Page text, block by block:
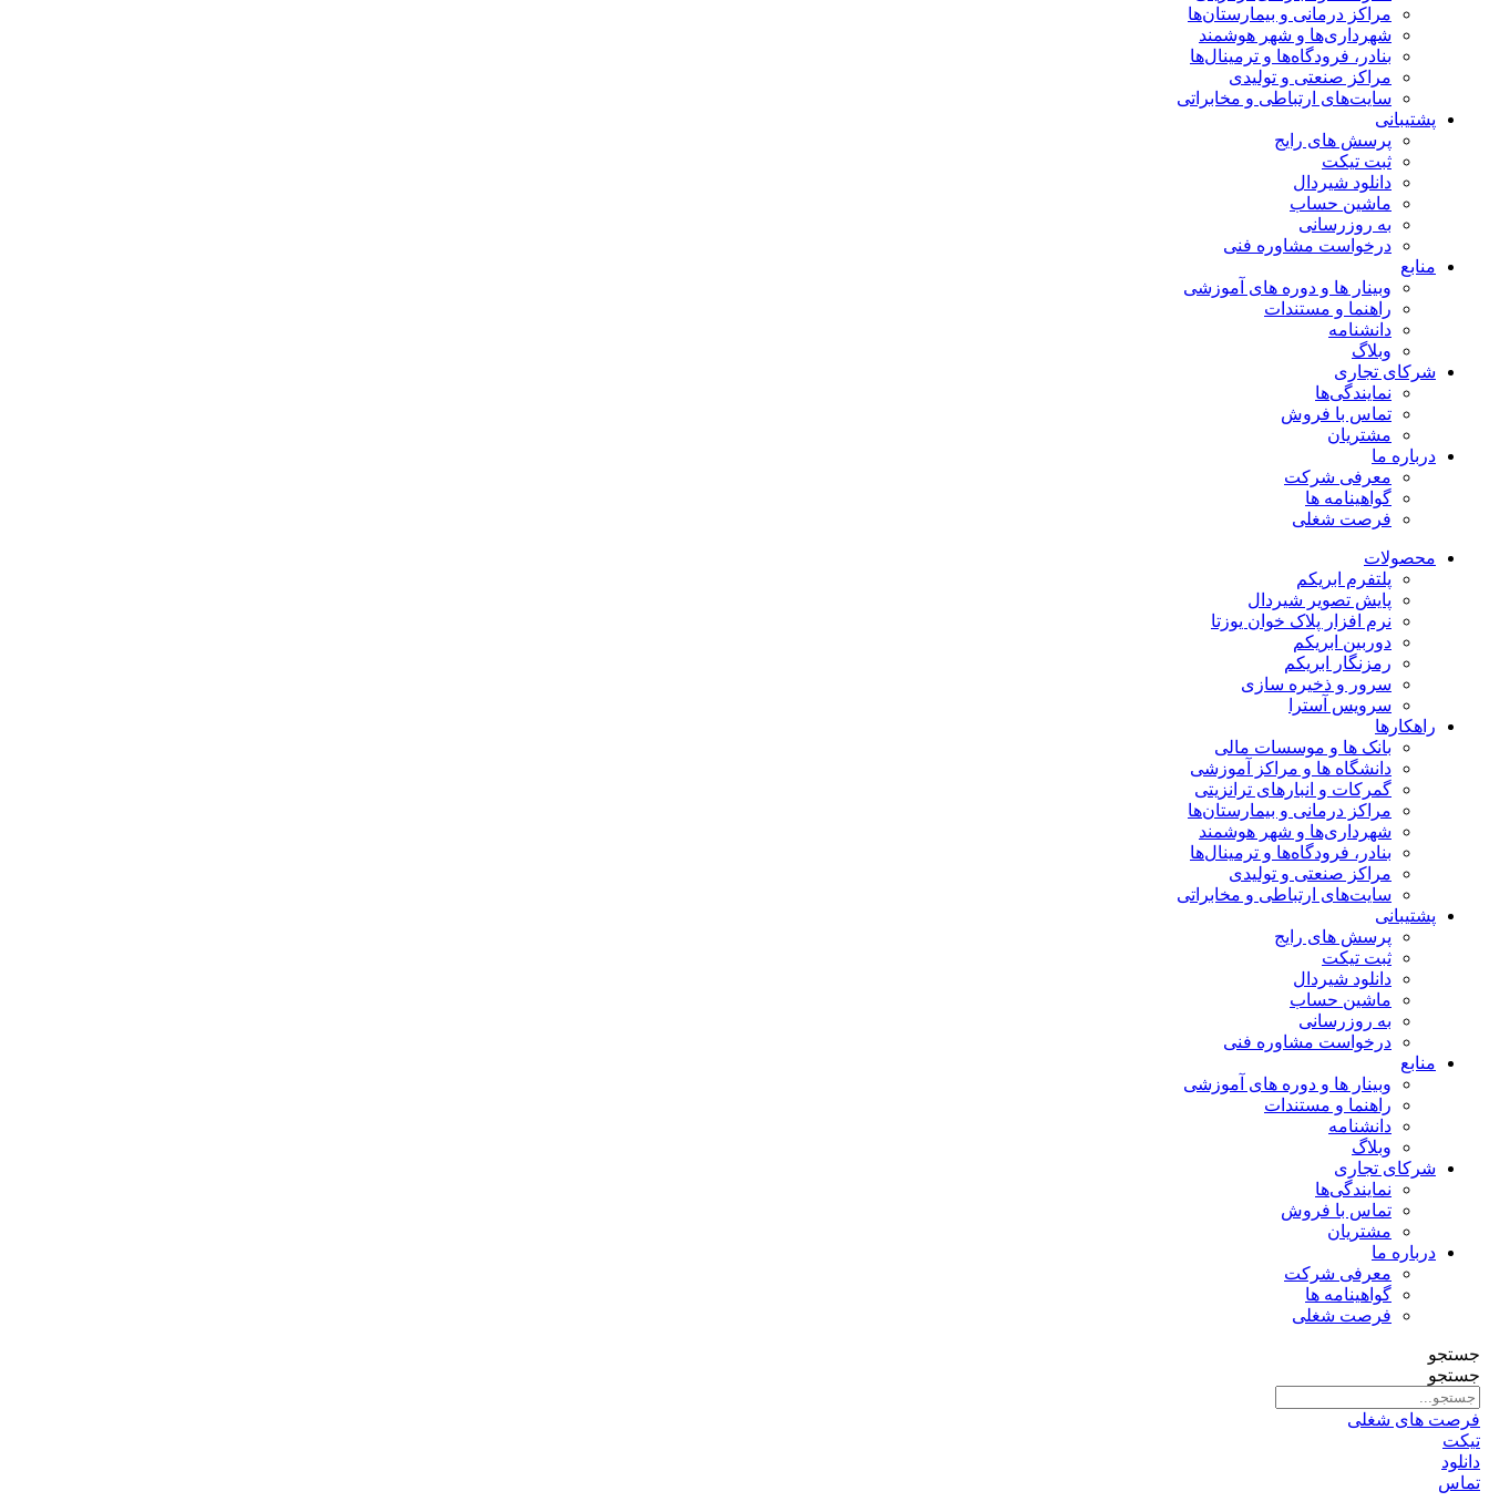
مراکز درمانی و بیمارستان‌ها
شهرداری‌ها و شهر هوشمند
بنادر، فرودگاه‌ها و ترمینال‌ها
مراکز صنعتی و تولیدی
سایت‌های ارتباطی و مخابراتی
پشتیبانی
پرسش های رایج
ثبت تیکت
دانلود شیردال
ماشین حساب
به روزرسانی
درخواست مشاوره فنی
منابع
وبینار ها و دوره های آموزشی
راهنما و مستندات
دانشنامه
وبلاگ
شرکای تجاری
نمایندگی‌ها
تماس با فروش
مشتریان
درباره ما
معرفی شرکت
گواهینامه ها
فرصت شغلی
محصولات
پلتفرم ابریکم
پایش تصویر شیردال
نرم افزار پلاک خوان یوزتا
دوربین ابریکم
رمزنگار ابریکم
سرور و ذخیره سازی
سرویس آسترا
راهکارها
بانک ها و موسسات مالی
دانشگاه ها و مراکز آموزشی
گمرکات و انبارهای ترانزیتی
مراکز درمانی و بیمارستان‌ها
شهرداری‌ها و شهر هوشمند
بنادر، فرودگاه‌ها و ترمینال‌ها
مراکز صنعتی و تولیدی
سایت‌های ارتباطی و مخابراتی
پشتیبانی
پرسش های رایج
ثبت تیکت
دانلود شیردال
ماشین حساب
به روزرسانی
درخواست مشاوره فنی
منابع
وبینار ها و دوره های آموزشی
راهنما و مستندات
دانشنامه
وبلاگ
شرکای تجاری
نمایندگی‌ها
تماس با فروش
مشتریان
درباره ما
معرفی شرکت
گواهینامه ها
فرصت شغلی
جستجو
جستجو
فرصت های شغلی
تیکت
دانلود
تماس